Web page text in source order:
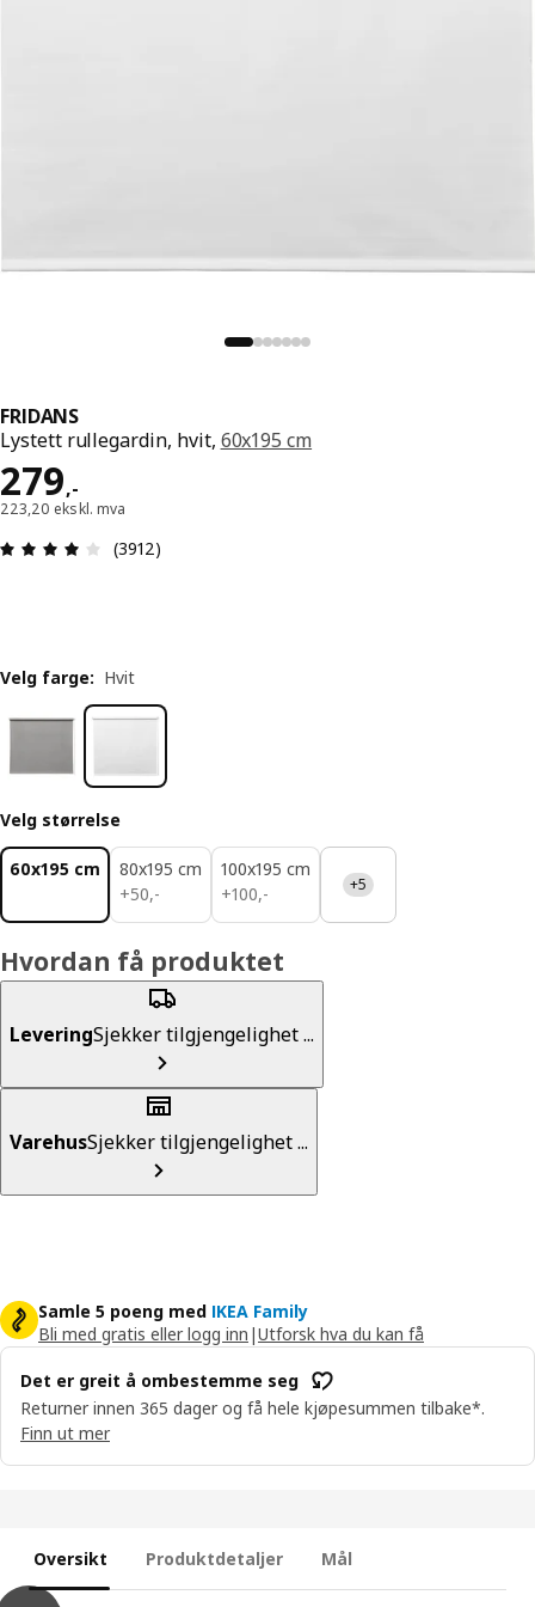
FRIDANS
Lystett rullegardin, hvit, 60x195 cm
279,-
Pris 279,-
223,20 ekskl. mva
Produktomtale: 4 ingen kundevurdering 5
(3912)
Velg farge: Hvit
Velg størrelse
60x195 cm
80x195 cm
+50,-
50,-
100x195 cm
+100,-
100,- +5
Hvordan få produktet
LeveringSjekker tilgjengelighet ...
VarehusSjekker tilgjengelighet ...
Samle 5 poeng med IKEA Family
Bli med gratis eller logg inn |Utforsk hva du kan få
Det er greit å ombestemme seg
Returner innen 365 dager og få hele kjøpesummen tilbake*.
Finn ut mer
Oversikt Produktdetaljer Mål